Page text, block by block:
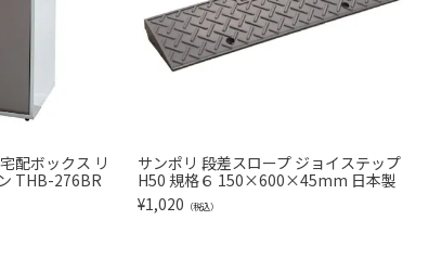
配ボックス リ
THB-276BR
サンポリ 段差スロープ ジョイステップ
H50 規格６ 150×600×45mm 日本製
¥1,020 （税込）